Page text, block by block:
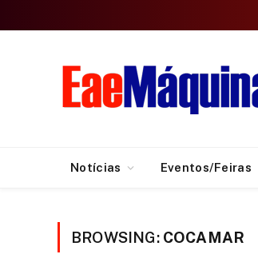
Notícias Eventos/Feiras
BROWSING: COCAMAR